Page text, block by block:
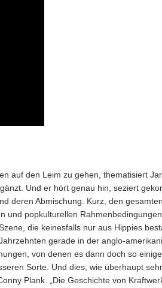
auf den Leim zu gehen, thematisiert
Und er hört genau hin, seziert
deren Abmischung. Kurz, den
und popkulturellen
die keinesfalls nur aus Hippies
gerade in der anglo-
von denen es dann doch so
Sorte. Und dies, wie überhaupt
Plank. „Die Geschichte von